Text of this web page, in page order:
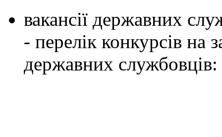
вакансії державних
- перелік конкурсів на
державних службовців: